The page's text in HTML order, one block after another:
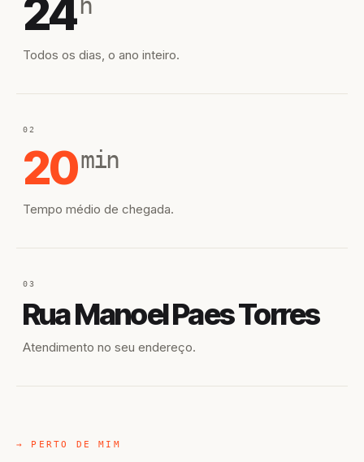
24
Todos os dias, o ano inteiro.
02
20min
Tempo médio de chegada.
03
Rua Manoel Paes Torres
Atendimento no seu endereço.
→ PERTO DE MIM